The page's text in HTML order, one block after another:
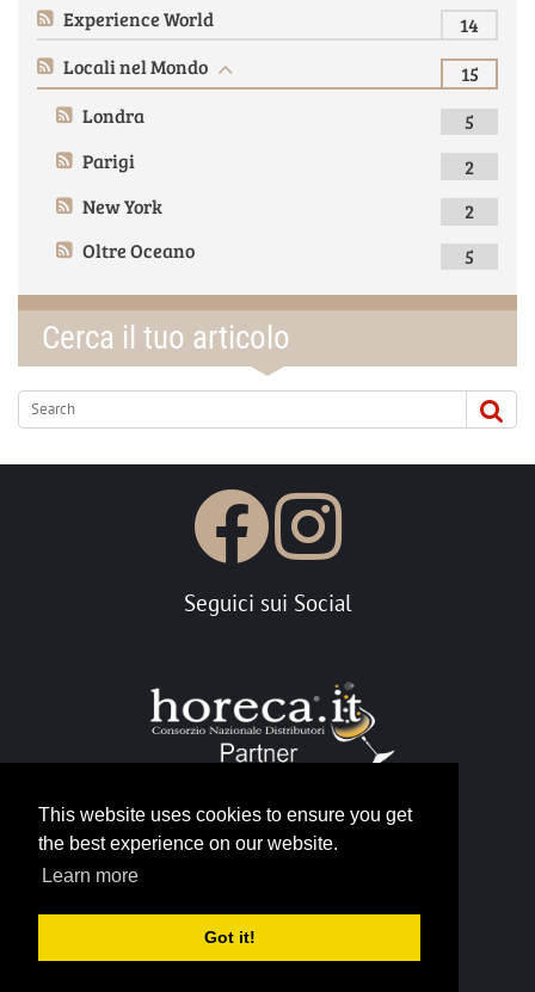
This website uses cookies to ensure you get
the best experience on our website.
Learn more
Got it!
Experience World
14
Locali nel Mondo
15
Londra
5
Parigi
2
New York
2
Oltre Oceano
5
Cerca il tuo articolo
Seguici sui Social
info@horeca.it